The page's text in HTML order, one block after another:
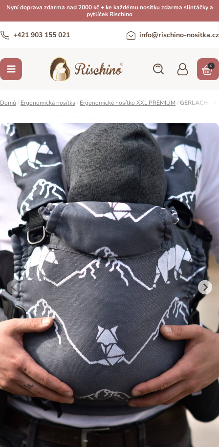
Nyní doprava zdarma nad 2000 kč + ke každému nosítku zdarma slintáčky a
pytlíček Rischino
+421 903 155 021 info@rischino-nositka.cz
0
Domů / Ergonomická nosítka/ Ergonomické nosítko XXL PREMIUM /GERLACH -